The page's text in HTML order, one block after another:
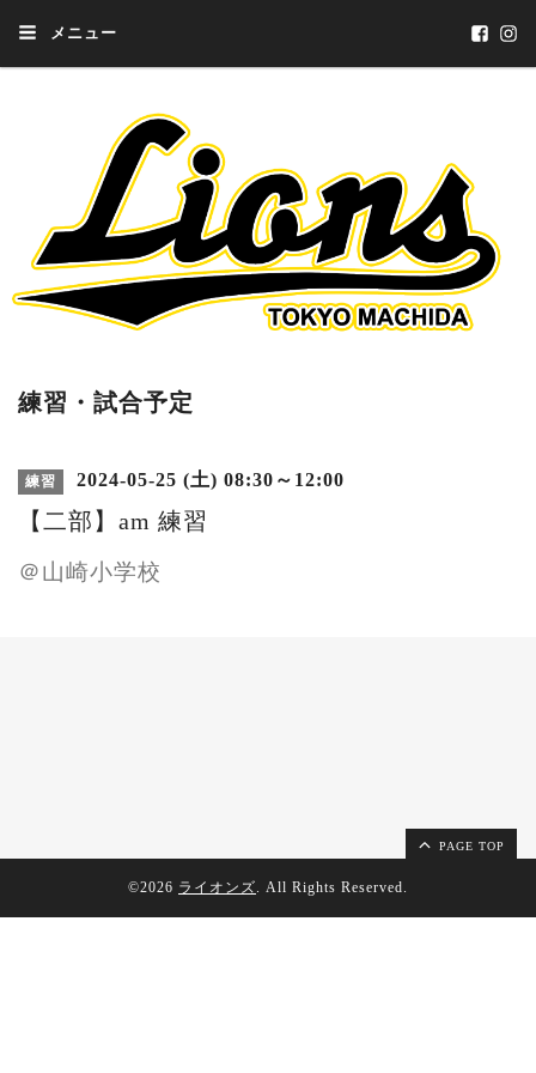
メニュー
練習・試合予定
練習 2024-05-25 (土) 08:30～12:00
【二部】am 練習
＠山崎小学校
PAGE TOP
©2026 ライオンズ. All Rights Reserved.